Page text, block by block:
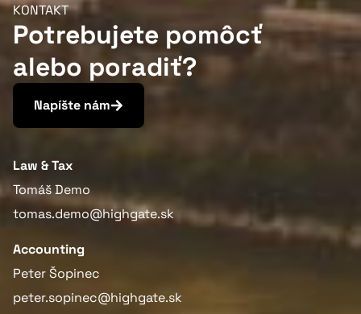
KONTAKT
Potrebujete pomôcť
alebo poradiť?
Napíšte nám
Law & Tax
Tomáš Demo
tomas.demo@highgate.sk
Accounting
Peter Šopinec
peter.sopinec@highgate.sk